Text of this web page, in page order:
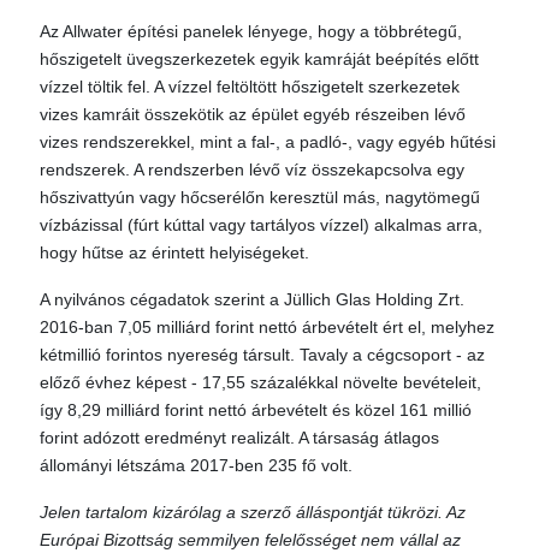
Az Allwater építési panelek lényege, hogy a többrétegű,
hőszigetelt üvegszerkezetek egyik kamráját beépítés előtt
vízzel töltik fel. A vízzel feltöltött hőszigetelt szerkezetek
vizes kamráit összekötik az épület egyéb részeiben lévő
vizes rendszerekkel, mint a fal-, a padló-, vagy egyéb hűtési
rendszerek. A rendszerben lévő víz összekapcsolva egy
hőszivattyún vagy hőcserélőn keresztül más, nagytömegű
vízbázissal (fúrt kúttal vagy tartályos vízzel) alkalmas arra,
hogy hűtse az érintett helyiségeket.
A nyilvános cégadatok szerint a Jüllich Glas Holding Zrt.
2016-ban 7,05 milliárd forint nettó árbevételt ért el, melyhez
kétmillió forintos nyereség társult. Tavaly a cégcsoport - az
előző évhez képest - 17,55 százalékkal növelte bevételeit,
így 8,29 milliárd forint nettó árbevételt és közel 161 millió
forint adózott eredményt realizált. A társaság átlagos
állományi létszáma 2017-ben 235 fő volt.
Jelen tartalom kizárólag a szerző álláspontját tükrözi. Az
Európai Bizottság semmilyen felelősséget nem vállal az